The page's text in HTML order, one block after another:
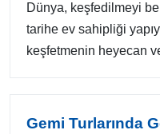
Dünya, keşfedilmeyi
tarihe ev sahipliği
keşfetmenin heyecan
Gemi Turlarında